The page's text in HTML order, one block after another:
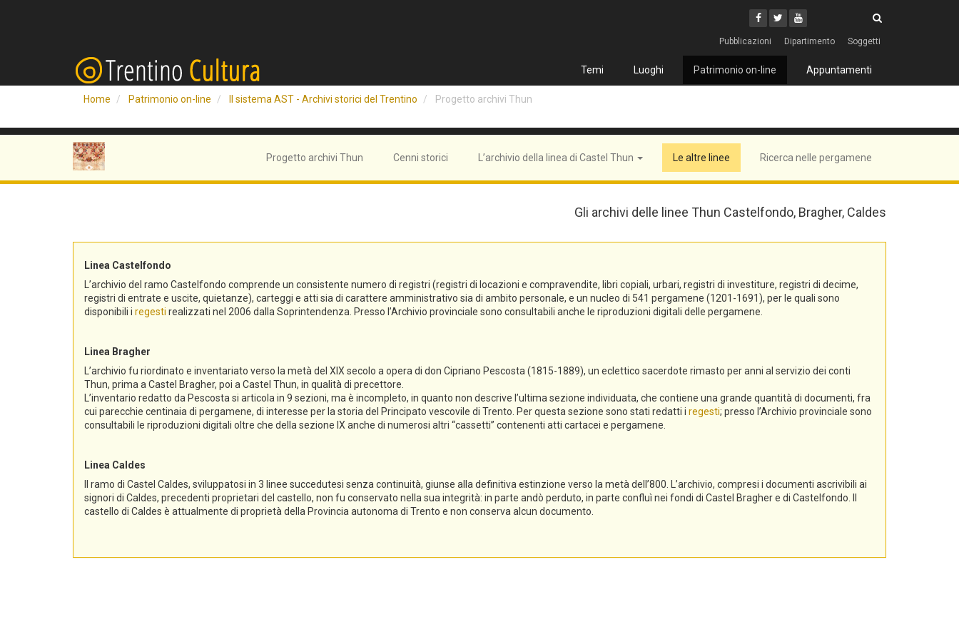
Facebook
Twitter
Youtube
Pubblicazioni Dipartimento Soggetti
Temi Luoghi Patrimonio on-line Appuntamenti
Home Patrimonio on-line Il sistema AST - Archivi storici del Trentino Progetto archivi Thun
Progetto archivi Thun Cenni storici L’archivio della linea di Castel Thun Le altre linee Ricerca nelle pergamene
Gli archivi delle linee Thun Castelfondo, Bragher, Caldes
Linea Castelfondo
L’archivio del ramo Castelfondo comprende un consistente numero di registri (registri di locazioni e compravendite, libri copiali, urbari, registri di investiture, registri di decime,
registri di entrate e uscite, quietanze), carteggi e atti sia di carattere amministrativo sia di ambito personale, e un nucleo di 541 pergamene (1201-1691), per le quali sono
disponibili i regesti realizzati nel 2006 dalla Soprintendenza. Presso l’Archivio provinciale sono consultabili anche le riproduzioni digitali delle pergamene.
Linea Bragher
L’archivio fu riordinato e inventariato verso la metà del XIX secolo a opera di don Cipriano Pescosta (1815-1889), un eclettico sacerdote rimasto per anni al servizio dei conti
Thun, prima a Castel Bragher, poi a Castel Thun, in qualità di precettore.
L’inventario redatto da Pescosta si articola in 9 sezioni, ma è incompleto, in quanto non descrive l’ultima sezione individuata, che contiene una grande quantità di documenti, fra
cui parecchie centinaia di pergamene, di interesse per la storia del Principato vescovile di Trento. Per questa sezione sono stati redatti i regesti; presso l’Archivio provinciale sono
consultabili le riproduzioni digitali oltre che della sezione IX anche di numerosi altri “cassetti” contenenti atti cartacei e pergamene.
Linea Caldes
Il ramo di Castel Caldes, sviluppatosi in 3 linee succedutesi senza continuità, giunse alla definitiva estinzione verso la metà dell’800. L’archivio, compresi i documenti ascrivibili ai
signori di Caldes, precedenti proprietari del castello, non fu conservato nella sua integrità: in parte andò perduto, in parte confluì nei fondi di Castel Bragher e di Castelfondo. Il
castello di Caldes è attualmente di proprietà della Provincia autonoma di Trento e non conserva alcun documento.